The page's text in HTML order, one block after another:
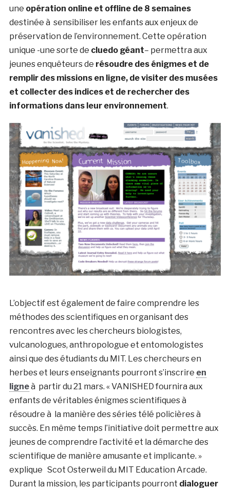
une opération online et offline de 8 semaines
destinée à sensibiliser les enfants aux enjeux de
préservation de l’environnement. Cette opération
unique -une sorte de cluedo géant– permettra aux
jeunes enquêteurs de résoudre des énigmes et de
remplir des missions en ligne, de visiter des musées
et collecter des indices et de rechercher des
informations dans leur environnement.
L’objectif est également de faire comprendre les
méthodes des scientifiques en organisant des
rencontres avec les chercheurs biologistes,
vulcanologues, anthropologue et entomologistes
ainsi que des étudiants du MIT. Les chercheurs en
herbes et leurs enseignants pourront s’inscrire en
ligneà partir du 21 mars. « VANISHED fournira aux
enfants de véritables énigmes scientifiques à
résoudre à la manière des séries télé policières à
succès. En même temps l’initiative doit permettre aux
jeunes de comprendre l’activité et la démarche des
scientifique de manière amusante et implicante. »
explique Scot Osterweil du MIT Education Arcade.
Durant la mission, les participants pourront dialoguer